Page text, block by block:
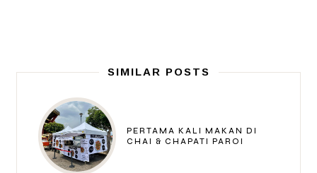
SIMILAR POSTS
PERTAMA KALI MAKAN DI
CHAI & CHAPATI PAROI